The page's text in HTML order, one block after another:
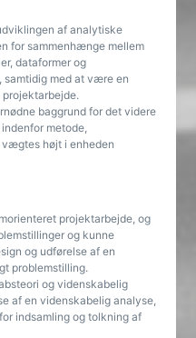
af analytiske
for sammenhænge mellem
dataformer og
samtidig med at være en
baggrund for det videre
metode,
højt i enheden
projektarbejde, og
og kunne
og udførelse af en
problemstilling.
og videnskabelig
af en videnskabelig analyse,
indsamling og tolkning af